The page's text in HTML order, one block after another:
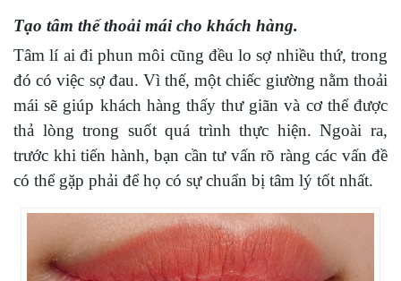
Tạo tâm thế thoải mái cho khách hàng.
Tâm lí ai đi phun môi cũng đều lo sợ nhiều thứ, trong
đó có việc sợ đau. Vì thế, một chiếc giường nằm thoải
mái sẽ giúp khách hàng thấy thư giãn và cơ thể được
thả lòng trong suốt quá trình thực hiện. Ngoài ra,
trước khi tiến hành, bạn cần tư vấn rõ ràng các vấn đề
có thể gặp phải để họ có sự chuẩn bị tâm lý tốt nhất.